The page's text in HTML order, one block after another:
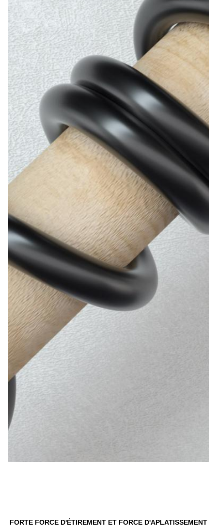
FORTE FORCE D'ÉTIREMENT ET FORCE D'APLATISSEMENT